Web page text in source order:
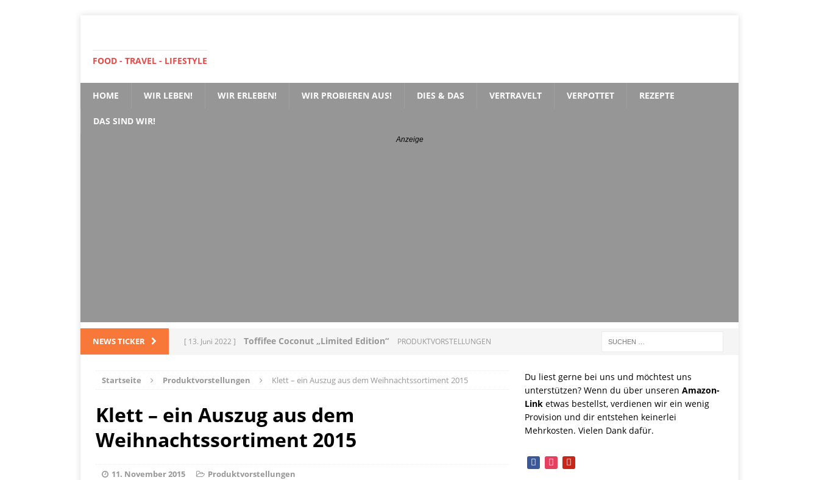
FOOD - TRAVEL - LIFESTYLE
HOME WIR LEBEN! WIR ERLEBEN! WIR PROBIEREN AUS! DIES & DAS VERTRAVELT VERPOTTET REZEPTE
DAS SIND WIR!
NEWS TICKER [ 13. Juni 2022 ] Toffifee Coconut „Limited Edition“ PRODUKTVORSTELLUNGEN
[ 28. Dezember 2021 ] Lucleon – Sean Leder Wochenendtasche von Trendhim
PRODUKTVORSTELLUNGEN
[ 5. Dezember 2021 ] Mediterrane Delikatessen – Spezialitäten aus dem
Startseite Produktvorstellungen Klett – ein Auszug aus dem Weihnachtssortiment 2015
Klett – ein Auszug aus dem
Weihnachtssortiment 2015
11. November 2015 Produktvorstellungen
Du liest gerne bei uns und möchtest uns
unterstützen? Wenn du über unseren Amazon-
Linketwas bestellst, verdienen wir ein wenig
Provision und dir entstehen keinerlei
Mehrkosten. Vielen Dank dafür.
facebookinstagram
pinterest